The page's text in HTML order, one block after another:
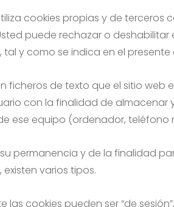
cookies propias y de terceros
puede rechazar o
tal y como se indica en el
ficheros de texto que el sitio
con la finalidad de
ese equipo (ordenador, teléfono
permanencia y de la finalidad
existen varios tipos.
las cookies pueden ser “de